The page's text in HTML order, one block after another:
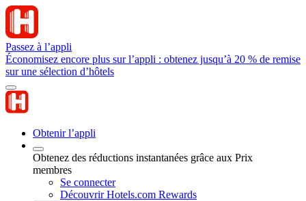
Passez à l’appli
Économisez encore plus sur l’appli : obtenez jusqu’à 20 % de remise
sur une sélection d’hôtels
Obtenir l’appli
Obtenez des réductions instantanées grâce aux Prix
membres
Se connecter
Découvrir Hotels.com Rewards